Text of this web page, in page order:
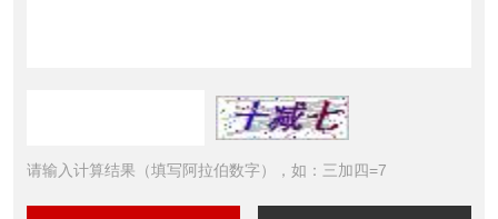
请输入计算结果（填写阿拉伯数字），如：三加四=7